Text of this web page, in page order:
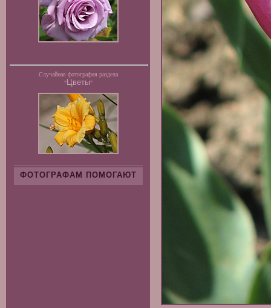
Случайная фотография раздела
"Цветы"
ФОТОГРАФАМ ПОМОГАЮТ